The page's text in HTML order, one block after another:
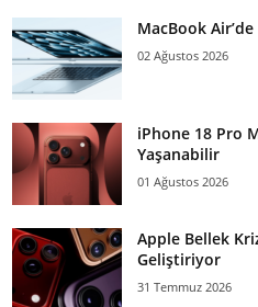
MacBook
02 Ağustos 2026
iPhone 18 Pro
Yaşanabilir
01 Ağustos 2026
Apple Bellek
Geliştiriyor
31 Temmuz 2026